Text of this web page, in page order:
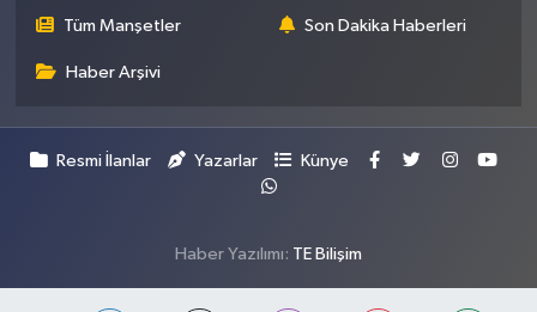
Tüm Manşetler Son Dakika Haberleri
Haber Arşivi
Resmi İlanlar Yazarlar Künye
Haber Yazılımı: TE Bilişim